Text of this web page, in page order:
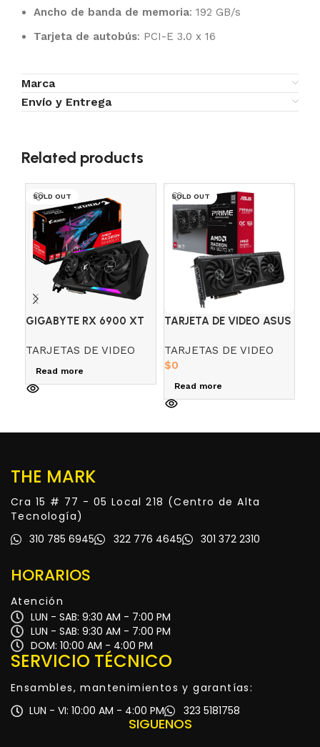
Ancho de banda de memoria: 192 GB/s
Tarjeta de autobús: PCI-E 3.0 x 16
Marca
Envío y Entrega
Related products
SOLD OUT
GIGABYTE RX 6900 XT
GDDR6
TARJETAS DE VIDEO
Read more
SOLD OUT
TARJETA DE VIDEO ASUS
GDDR6 3-FAN TARJETA
TARJETAS DE VIDEO
$0
Read more
THE MARK
Cra 15 # 77 - 05 Local 218 (Centro de Alta
Tecnología)
310 785 6945
322 776 4645 301 372 2310
HORARIOS
Atención
LUN - SAB: 9:30 AM - 7:00 PM
LUN - SAB: 9:30 AM - 7:00 PM
DOM: 10:00 AM - 4:00 PM
SERVICIO TÉCNICO
Ensambles, mantenimientos y garantías:
LUN - VI: 10:00 AM - 4:00 PM
323 5181758
SIGUENOS